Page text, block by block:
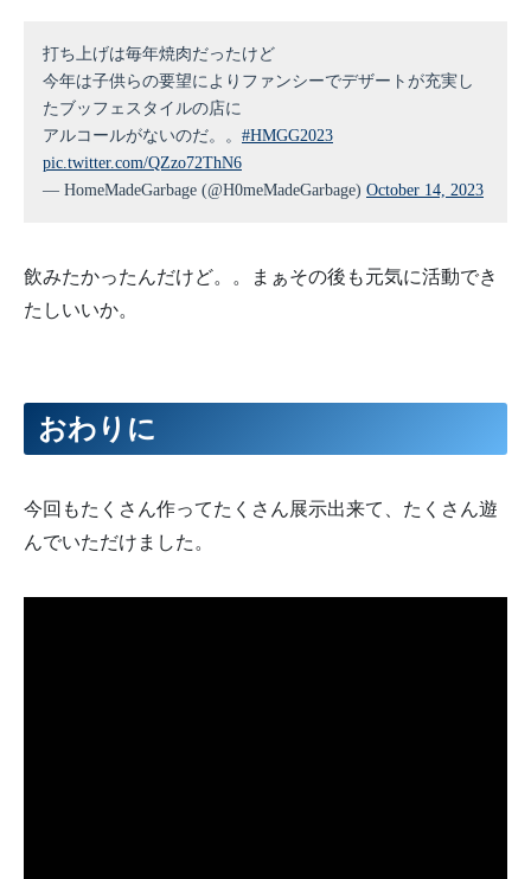
打ち上げは毎年焼肉だったけど
今年は子供らの要望によりファンシーでデザートが充実し
たブッフェスタイルの店に
アルコールがないのだ。。 #HMGG2023
pic.twitter.com/QZzo72ThN6
— HomeMadeGarbage (@H0meMadeGarbage) October 14, 2023
飲みたかったんだけど。。まぁその後も元気に活動でき
たしいいか。
おわりに
今回もたくさん作ってたくさん展示出来て、たくさん遊
んでいただけました。